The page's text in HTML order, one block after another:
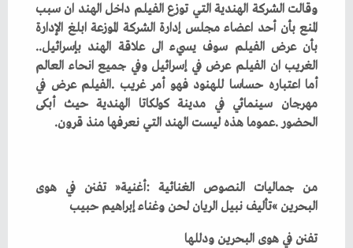
‬بأن‭ ‬عرض‭ ‬الفيلم‭ ‬سوف‭ ‬يسيء‭ ‬الى‭ ‬علاقة‭ ‬الهند‭ ‬بإسرائيل‭..
‬الحضور‭. ‬عموما‭ ‬هذه‭ ‬ليست‭ ‬الهند‭ ‬التي‭ ‬نعرفها‭ ‬منذ‭ ‬قرون‭.‬
‬البحرين‮»‬‭ ‬تأليف‭ ‬نبيل‭ ‬الريان‭ ‬لحن‭ ‬وغناء‭ ‬إبراهيم‭ ‬حبيب
تفنن‭ ‬في‭ ‬هوى‭ ‬البحرين‭ ‬ودللها